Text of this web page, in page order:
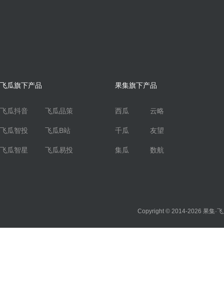
飞瓜旗下产品
飞瓜抖音 飞瓜品策
飞瓜智投 飞瓜B站
飞瓜智星 飞瓜易投
果集旗下产品
西瓜 云略
千瓜 友望
集瓜 数航
Copyright © 2014-2026 果集·